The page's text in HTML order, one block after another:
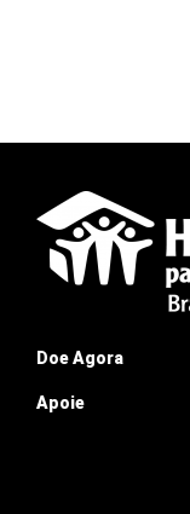
Doe Agora
Apoie